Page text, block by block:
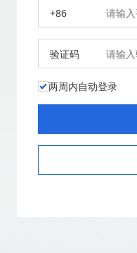
+86
验证码
两周内自动登录